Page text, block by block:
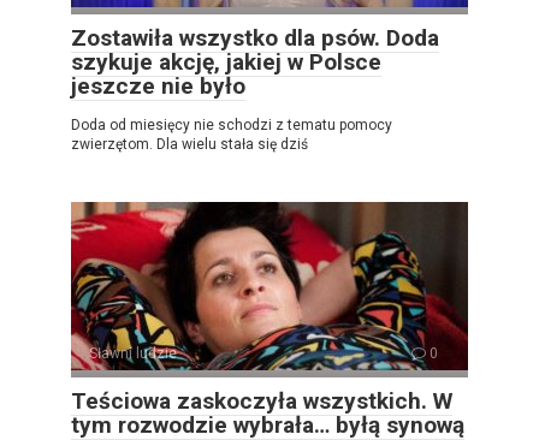
Zostawiła wszystko dla psów. Doda
szykuje akcję, jakiej w Polsce
jeszcze nie było
Doda od miesięcy nie schodzi z tematu pomocy
zwierzętom. Dla wielu stała się dziś
Sławni ludzie 0
Teściowa zaskoczyła wszystkich. W
tym rozwodzie wybrała… byłą synową